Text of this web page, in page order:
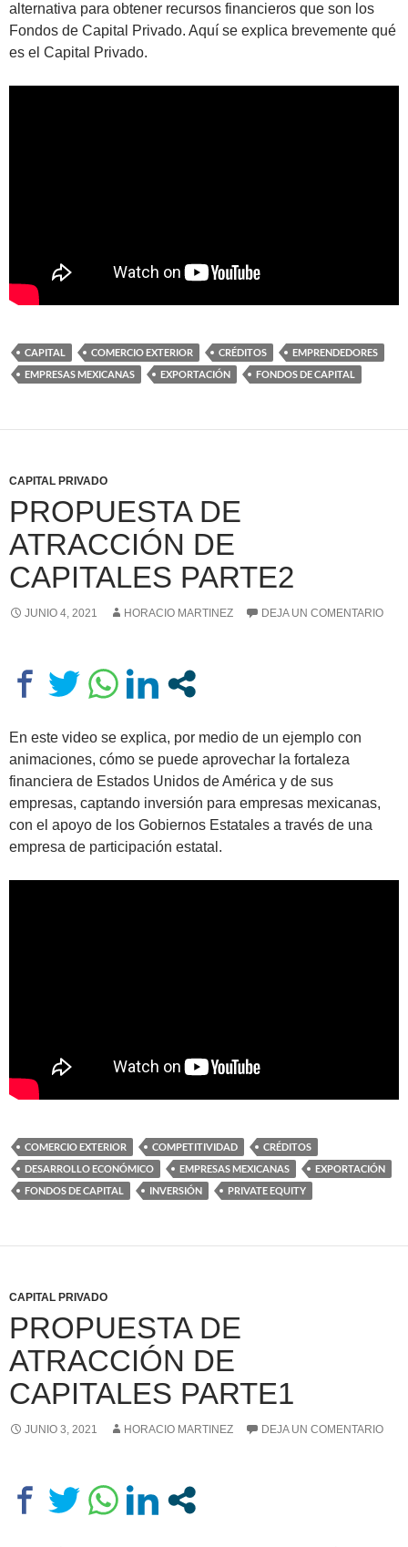
alternativa para obtener recursos financieros que son los
Fondos de Capital Privado. Aquí se explica brevemente qué
es el Capital Privado.
CAPITAL COMERCIO EXTERIOR CRÉDITOS
EMPRENDEDORES
EMPRESAS MEXICANAS
EXPORTACIÓN FONDOS DE CAPITAL
CAPITAL PRIVADO
PROPUESTA DE
ATRACCIÓN DE
CAPITALES PARTE2
JUNIO 4, 2021 HORACIO MARTINEZ DEJA UN COMENTARIO
En este video se explica, por medio de un ejemplo con
animaciones, cómo se puede aprovechar la fortaleza
financiera de Estados Unidos de América y de sus
empresas, captando inversión para empresas mexicanas,
con el apoyo de los Gobiernos Estatales a través de una
empresa de participación estatal.
COMERCIO EXTERIOR COMPETITIVIDAD
CRÉDITOS
DESARROLLO ECONÓMICO
EMPRESAS MEXICANAS
EXPORTACIÓN
FONDOS DE CAPITAL
INVERSIÓN PRIVATE EQUITY
CAPITAL PRIVADO
PROPUESTA DE
ATRACCIÓN DE
CAPITALES PARTE1
JUNIO 3, 2021 HORACIO MARTINEZ DEJA UN COMENTARIO